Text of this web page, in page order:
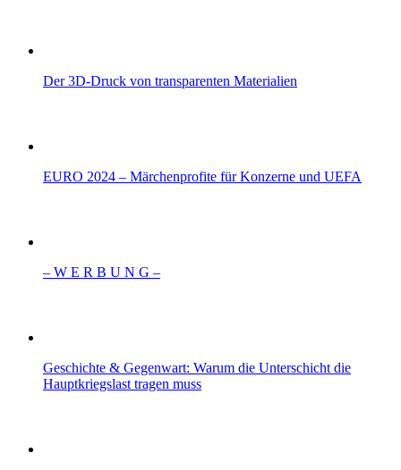
Der 3D-Druck von transparenten Materialien
EURO 2024 – Märchenprofite für Konzerne und UEFA
– W Ε R Β U Ν G –
Geschichte & Gegenwart: Warum die Unterschicht die
Hauptkriegslast tragen muss